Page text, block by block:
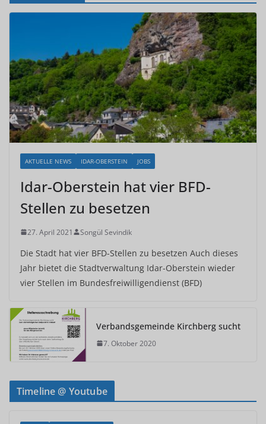
AKTUELLE NEWS IDAR-OBERSTEIN JOBS
Idar-Oberstein hat vier BFD-
Stellen zu besetzen
27. April 2021 Songül Sevindik
Die Stadt hat vier BFD-Stellen zu besetzen Auch dieses
Jahr bietet die Stadtverwaltung Idar-Oberstein wieder
vier Stellen im Bundesfreiwilligendienst (BFD)
Verbandsgemeinde Kirchberg sucht
7. Oktober 2020
Timeline @ Youtube